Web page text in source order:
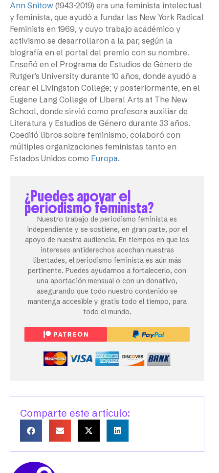
Ann Snitow (1943-2019) era una feminista intelectual
y feminista, que ayudó a fundar las New York Radical
Feminists en 1969, y cuyo trabajo académico y
activismo se desarrollaron a la par, según la
biografía en el portal del premio con su nombre.
Enseñó en el Programa de Estudios de Género de
Rutger’s University durante 10 años, donde ayudó a
crear el Livingston College; y posteriormente, en el
Eugene Lang College of Liberal Arts at The New
School, donde sirvió como profesora auxiliar de
Literatura y Estudios de Género durante 33 años.
Coeditó libros sobre feminismo, colaboró con
múltiples organizaciones feministas tanto en
Estados Unidos como Europa.
¿Puedes apoyar el
periodismo feminista?
Nuestro trabajo de periodismo feminista es
independiente y se sostiene, en gran parte, por el
apoyo de nuestra audiencia. En tiempos en que los
intereses antiderechos acechan nuestras
libertades, el periodismo feminista es aún más
pertinente. Puedes ayudarnos a fortalecerlo, con
una aportación mensual o con un donativo,
asegurando que todo nuestro contenido se
mantenga accesible y gratis todo el tiempo, para
todo el mundo.
Comparte este artículo: